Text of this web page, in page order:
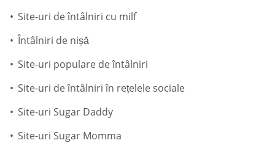
Site-uri de întâlniri cu milf
Întâlniri de nișă
Site-uri populare de întâlniri
Site-uri de întâlniri în rețelele sociale
Site-uri Sugar Daddy
Site-uri Sugar Momma